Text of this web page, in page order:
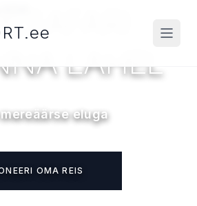
Ava
LAHEL
eluga
OMA REIS